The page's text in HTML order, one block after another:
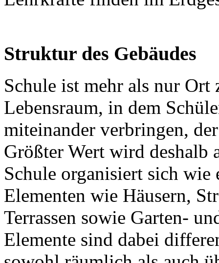
Struktur des Gebäudes
Schule ist mehr als nur Ort
Lebensraum, in dem
miteinander verbringen,
Größter Wert wird
Schule organisiert sich
Elementen wie Häusern,
Terrassen sowie Garten-
Elemente sind dabei